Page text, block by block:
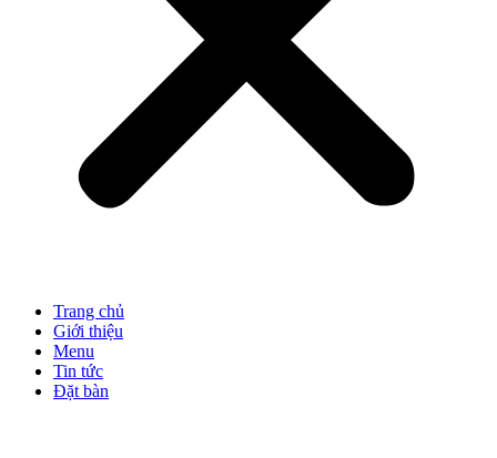
Trang chủ
Giới thiệu
Menu
Tin tức
Đặt bàn